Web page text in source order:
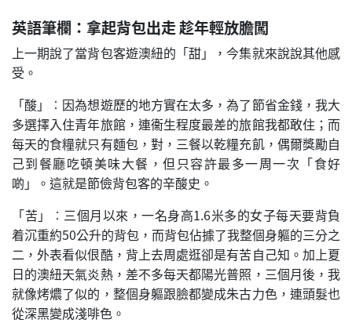
英語筆欄：拿起背包出走 趁年輕放膽闖
上一期說了當背包客遊澳紐的「甜」，今集就來說說其他感
受。
「酸」︰因為想遊歷的地方實在太多，為了節省金錢，我大
多選擇入住青年旅館，連衞生程度最差的旅館我都敢住；而
每天的食糧就只有麵包，對，三餐以乾糧充飢，偶爾獎勵自
己到餐廳吃頓美味大餐，但只容許最多一周一次「食好
啲」。這就是節儉背包客的辛酸史。
「苦」︰三個月以來，一名身高1.6米多的女子每天要背負
着沉重約50公升的背包，而背包佔據了我整個身軀的三分之
二，外表看似佷酷，背上去周處逛卻是有苦自己知。加上夏
日的澳紐天氣炎熱，差不多每天都陽光普照，三個月後，我
就像烤燶了似的，整個身軀跟臉都變成朱古力色，連頭髮也
從深黑變成淺啡色。